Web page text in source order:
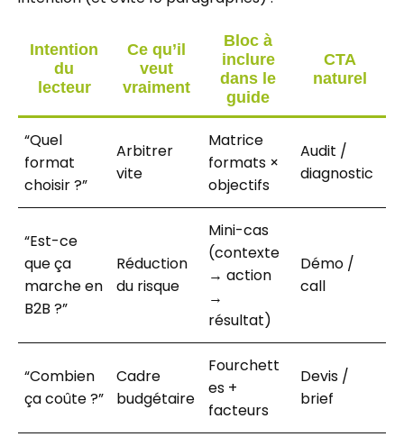
Intention
du
lecteur
Ce qu’il
veut
vraiment
Bloc à
inclure
dans le
guide
CTA
naturel
“Quel
format
choisir ?”
Arbitrer
vite
Matrice
formats ×
objectifs
Audit /
diagnostic
“Est-ce
que ça
marche en
B2B ?”
Réduction
du risque
Mini-cas
(contexte
→ action
→
résultat)
Démo /
call
“Combien
ça coûte ?”
Cadre
budgétaire
Fourchett
es +
facteurs
Devis /
brief